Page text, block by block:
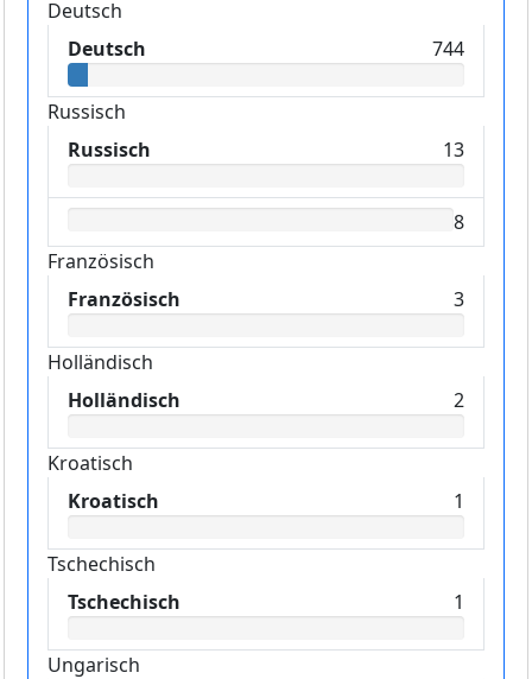
Deutsch
Deutsch
744
Russisch
Russisch
13
8
Französisch
Französisch
3
Holländisch
Holländisch
2
Kroatisch
Kroatisch
1
Tschechisch
Tschechisch
1
Ungarisch